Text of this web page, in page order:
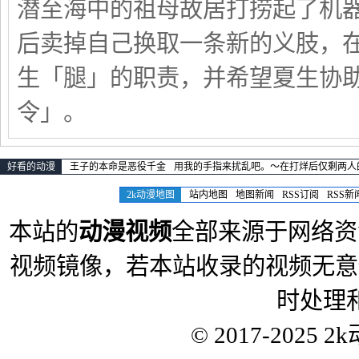
潜至海中的祖母故居打捞起了机
后卖掉自己换取一条新的义肢，
生「腿」的职责，并希望夏生协
令」。
好看的动漫 王子的本命是恶役千金 用我的手指来扰乱吧。～在打烊后仅剩两人
2k动漫地图 站内地图 地图新闻 RSS订阅 RSS新
本站的动漫视频全部来源于网络
视频镜像，若本站收录的视频无
时处理
© 2017-2025 2k